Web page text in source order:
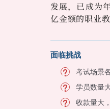
发展，已成为
亿金额的职业教
面临挑战
考试场景
学员数量
收款量大